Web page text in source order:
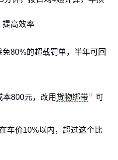
提高效率
免80%的超载罚单，半年可回
800元，改用货物绑带
可
车价10%以内，超过这个比